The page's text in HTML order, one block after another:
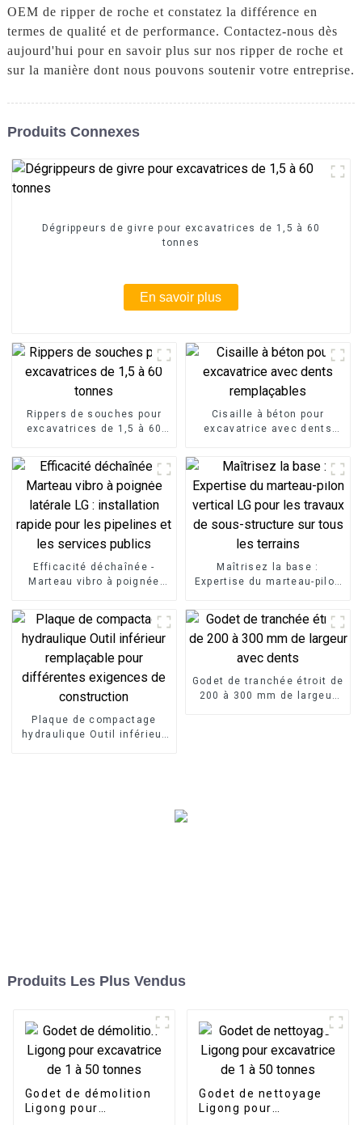
OEM de ripper de roche et constatez la différence en
termes de qualité et de performance. Contactez-nous dès
aujourd'hui pour en savoir plus sur nos ripper de roche et
sur la manière dont nous pouvons soutenir votre entreprise.
Produits Connexes
Dégrippeurs de givre pour excavatrices de 1,5 à 60
tonnes
En savoir plus
Rippers de souches pour
excavatrices de 1,5 à 60
Cisaille à béton pour
excavatrice avec dents
Efficacité déchaînée -
Marteau vibro à poignée
rapide pour les pipelines et
les services publics
Maîtrisez la base :
Expertise du marteau-pilon
de sous-structure sur tous
les terrains
Plaque de compactage
hydraulique Outil inférieur
Godet de tranchée étroit de
200 à 300 mm de largeur
Produits Les Plus Vendus
Godet de démolition
Ligong pour
Godet de nettoyage
Ligong pour